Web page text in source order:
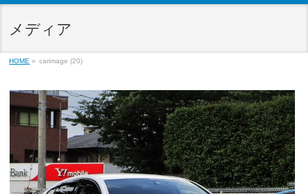
メディア
HOME » carimage (20)